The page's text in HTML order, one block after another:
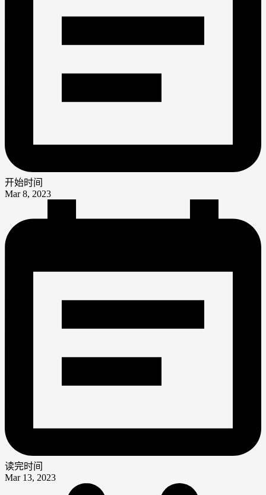
开始时间
Mar 8, 2023
读完时间
Mar 13, 2023